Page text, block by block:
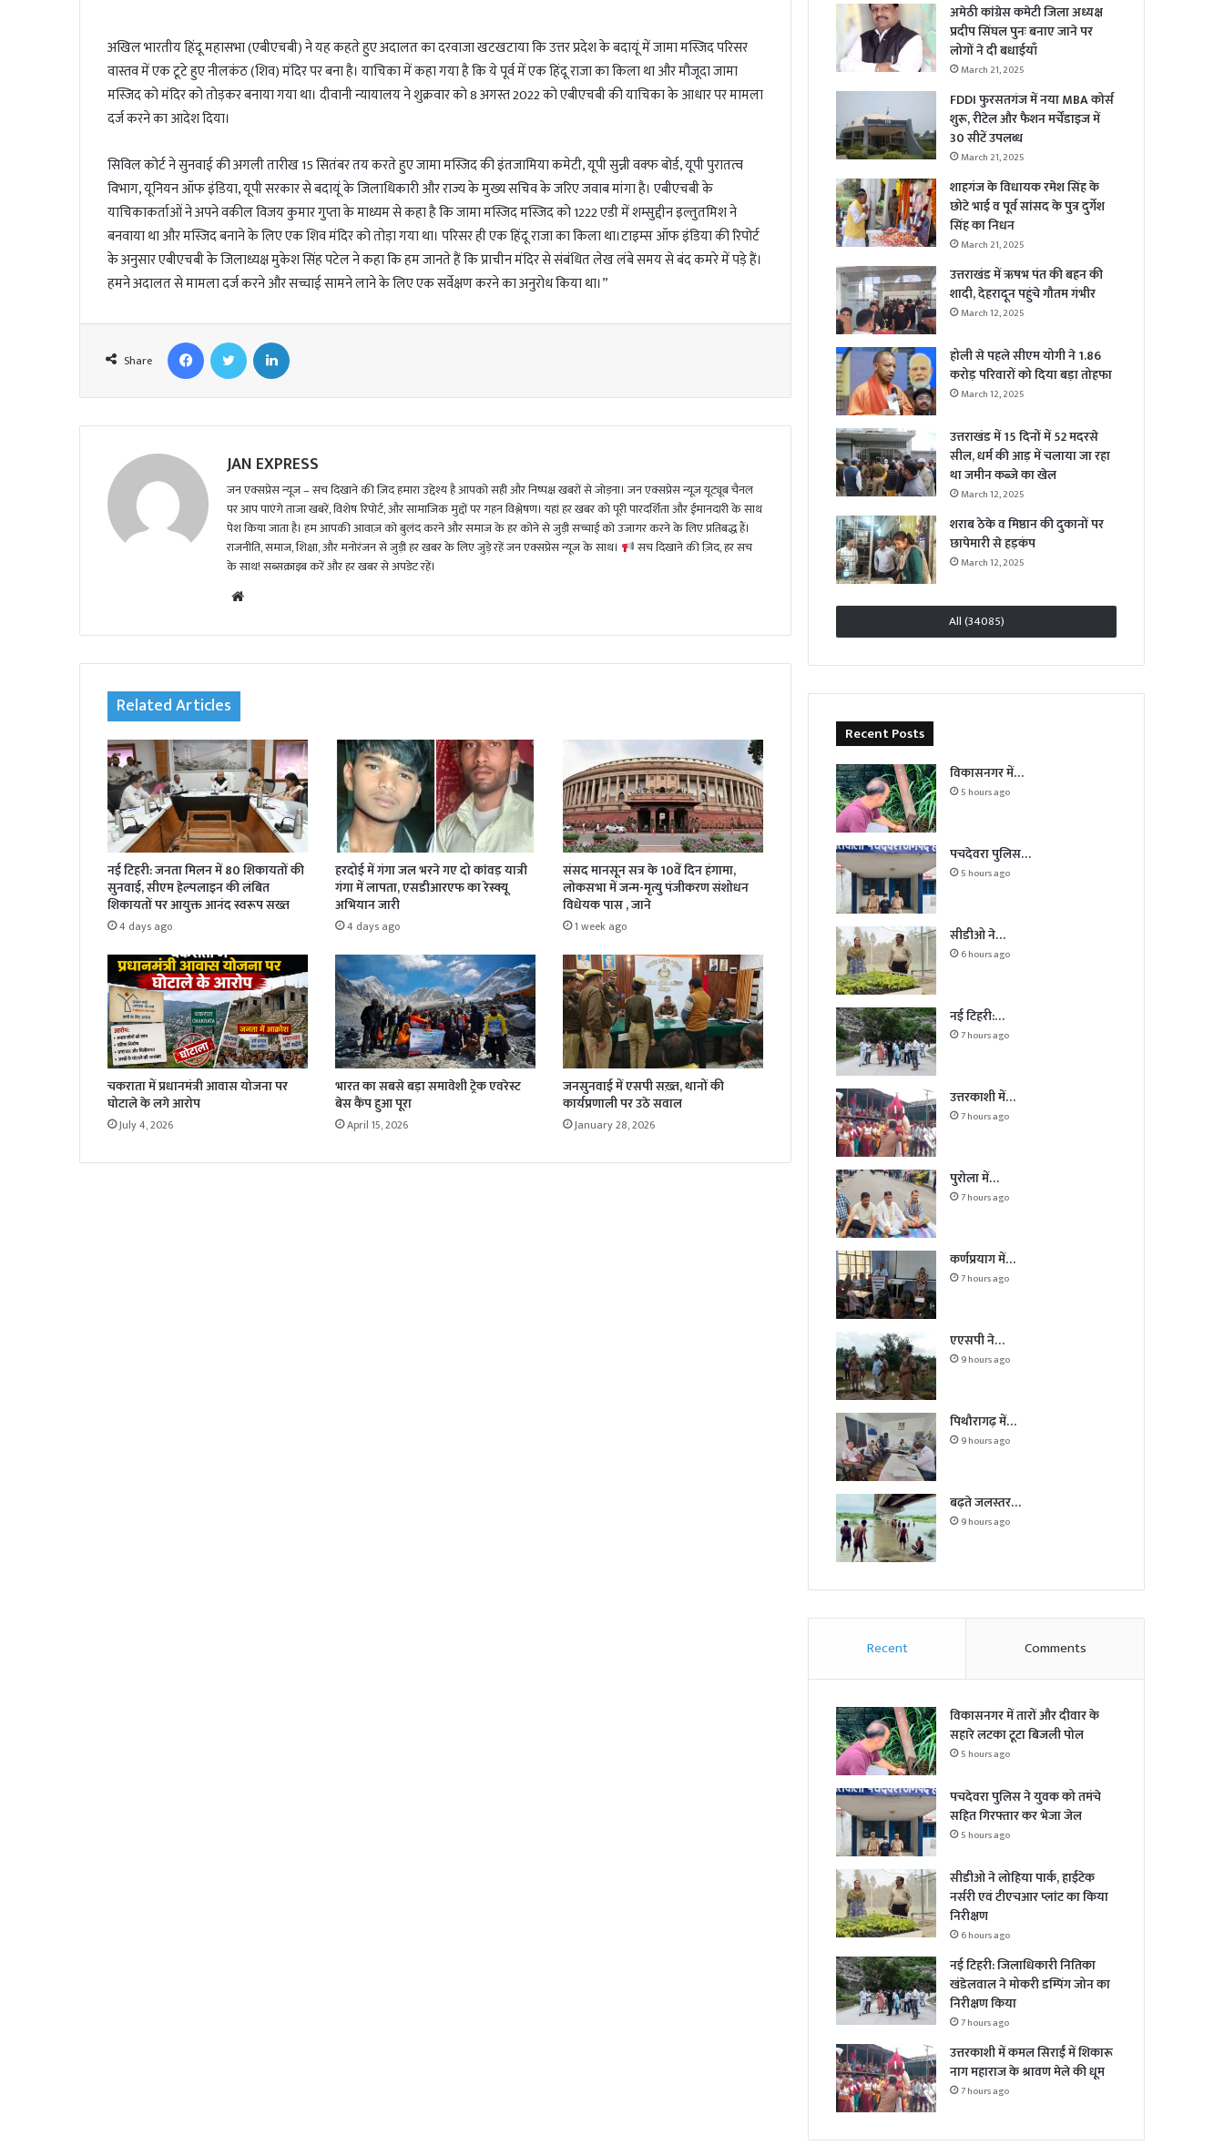
m
a
i
l
अखिल भारतीय हिंदू महासभा (एबीएचबी) ने यह कहते हुए अदालत का दरवाजा खटखटाया कि उत्तर प्रदेश के बदायूं में जामा मस्जिद परिसर
वास्तव में एक टूटे हुए नीलकंठ (शिव) मंदिर पर बना है। याचिका में कहा गया है कि ये पूर्व में एक हिंदू राजा का किला था और मौजूदा जामा
मस्जिद को मंदिर को तोड़कर बनाया गया था। दीवानी न्यायालय ने शुक्रवार को 8 अगस्त 2022 को एबीएचबी की याचिका के आधार पर मामला
दर्ज करने का आदेश दिया।
सिविल कोर्ट ने सुनवाई की अगली तारीख 15 सितंबर तय करते हुए जामा मस्जिद की इंतजामिया कमेटी, यूपी सुन्नी वक्फ बोर्ड, यूपी पुरातत्व
विभाग, यूनियन ऑफ इंडिया, यूपी सरकार से बदायूं के जिलाधिकारी और राज्य के मुख्य सचिव के जरिए जवाब मांगा है। एबीएचबी के
याचिकाकर्ताओं ने अपने वकील विजय कुमार गुप्ता के माध्यम से कहा है कि जामा मस्जिद मस्जिद को 1222 एडी में शम्सुद्दीन इल्तुतमिश ने
बनवाया था और मस्जिद बनाने के लिए एक शिव मंदिर को तोड़ा गया था। परिसर ही एक हिंदू राजा का किला था।टाइम्स ऑफ इंडिया की रिपोर्ट
के अनुसार एबीएचबी के जिलाध्यक्ष मुकेश सिंह पटेल ने कहा कि हम जानते हैं कि प्राचीन मंदिर से संबंधित लेख लंबे समय से बंद कमरे में पड़े हैं।
हमने अदालत से मामला दर्ज करने और सच्चाई सामने लाने के लिए एक सर्वेक्षण करने का अनुरोध किया था।”
Share
JAN EXPRESS
जन एक्सप्रेस न्यूज़ – सच दिखाने की ज़िद हमारा उद्देश्य है आपको सही और निष्पक्ष खबरों से जोड़ना। जन एक्सप्रेस न्यूज़ यूट्यूब चैनल
पर आप पाएंगे ताजा खबरें, विशेष रिपोर्ट, और सामाजिक मुद्दों पर गहन विश्लेषण। यहां हर खबर को पूरी पारदर्शिता और ईमानदारी के साथ
पेश किया जाता है। हम आपकी आवाज़ को बुलंद करने और समाज के हर कोने से जुड़ी सच्चाई को उजागर करने के लिए प्रतिबद्ध हैं।
राजनीति, समाज, शिक्षा, और मनोरंजन से जुड़ी हर खबर के लिए जुड़े रहें जन एक्सप्रेस न्यूज़ के साथ।
सच दिखाने की ज़िद, हर सच
के साथ! सब्सक्राइब करें और हर खबर से अपडेट रहें।
te
Related Articles
नई टिहरी: जनता मिलन में 80 शिकायतों की
सुनवाई, सीएम हेल्पलाइन की लंबित
शिकायतों पर आयुक्त आनंद स्वरूप सख्त
4 days ago
हरदोई में गंगा जल भरने गए दो कांवड़ यात्री
गंगा में लापता, एसडीआरएफ का रेस्क्यू
अभियान जारी
4 days ago
संसद मानसून सत्र के 10वें दिन हंगामा,
लोकसभा में जन्म-मृत्यु पंजीकरण संशोधन
विधेयक पास , जाने
1 week ago
चकराता में प्रधानमंत्री आवास योजना पर
घोटाले के लगे आरोप
July 4, 2026
भारत का सबसे बड़ा समावेशी ट्रेक एवरेस्ट
बेस कैंप हुआ पूरा
April 15, 2026
जनसुनवाई में एसपी सख़्त, थानों की
कार्यप्रणाली पर उठे सवाल
January 28, 2026
अमेठी कांग्रेस कमेटी जिला अध्यक्ष
प्रदीप सिंघल पुनः बनाए जाने पर
लोगों ने दी बधाईयाँ
March 21, 2025
FDDI फुरसतगंज में नया MBA कोर्स
शुरू, रीटेल और फैशन मर्चेंडाइज में
30 सीटें उपलब्ध
March 21, 2025
शाहगंज के विधायक रमेश सिंह के
छोटे भाई व पूर्व सांसद के पुत्र दुर्गेश
सिंह का निधन
March 21, 2025
उत्तराखंड में ऋषभ पंत की बहन की
शादी, देहरादून पहुंचे गौतम गंभीर
March 12, 2025
होली से पहले सीएम योगी ने 1.86
करोड़ परिवारों को दिया बड़ा तोहफा
March 12, 2025
उत्तराखंड में 15 दिनों में 52 मदरसे
सील, धर्म की आड़ में चलाया जा रहा
था जमीन कब्जे का खेल
March 12, 2025
शराब ठेके व मिष्ठान की दुकानों पर
छापेमारी से हड़कंप
March 12, 2025
All (34085)
Recent Posts
विकासनगर में…
5 hours ago
पचदेवरा पुलिस…
5 hours ago
सीडीओ ने…
6 hours ago
नई टिहरी:…
7 hours ago
उत्तरकाशी में…
7 hours ago
पुरोला में…
7 hours ago
कर्णप्रयाग में…
7 hours ago
एएसपी ने…
9 hours ago
पिथौरागढ़ में…
9 hours ago
बढ़ते जलस्तर…
9 hours ago
Recent Comments
विकासनगर में तारों और दीवार के
सहारे लटका टूटा बिजली पोल
5 hours ago
पचदेवरा पुलिस ने युवक को तमंचे
सहित गिरफ्तार कर भेजा जेल
5 hours ago
सीडीओ ने लोहिया पार्क, हाईटेक
नर्सरी एवं टीएचआर प्लांट का किया
निरीक्षण
6 hours ago
नई टिहरी: जिलाधिकारी नितिका
खंडेलवाल ने मोकरी डम्पिंग जोन का
निरीक्षण किया
7 hours ago
उत्तरकाशी में कमल सिराईं में शिकारू
नाग महाराज के श्रावण मेले की धूम
7 hours ago